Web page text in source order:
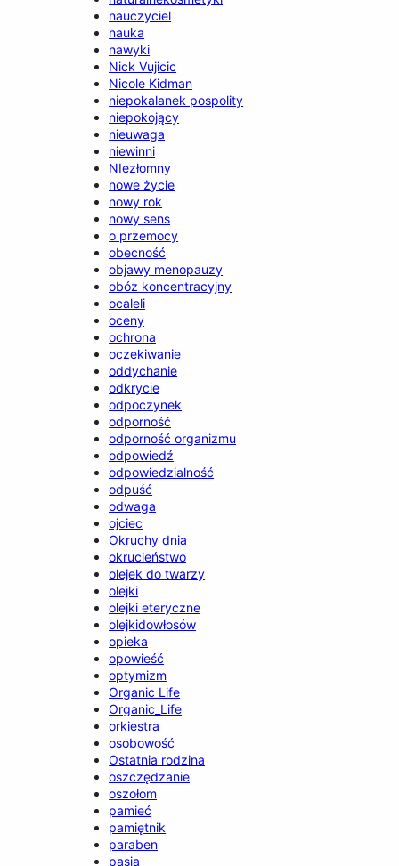
nauczyciel
nauka
nawyki
Nick Vujicic
Nicole Kidman
niepokalanek pospolity
niepokojący
nieuwaga
niewinni
NIezłomny
nowe życie
nowy rok
nowy sens
o przemocy
obecność
objawy menopauzy
obóz koncentracyjny
ocaleli
oceny
ochrona
oczekiwanie
oddychanie
odkrycie
odpoczynek
odporność
odporność organizmu
odpowiedź
odpowiedzialność
odpuść
odwaga
ojciec
Okruchy dnia
okrucieństwo
olejek do twarzy
olejki
olejki eteryczne
olejkidowłosów
opieka
opowieść
optymizm
Organic Life
Organic_Life
orkiestra
osobowość
Ostatnia rodzina
oszczędzanie
oszołom
pamieć
pamiętnik
paraben
pasja